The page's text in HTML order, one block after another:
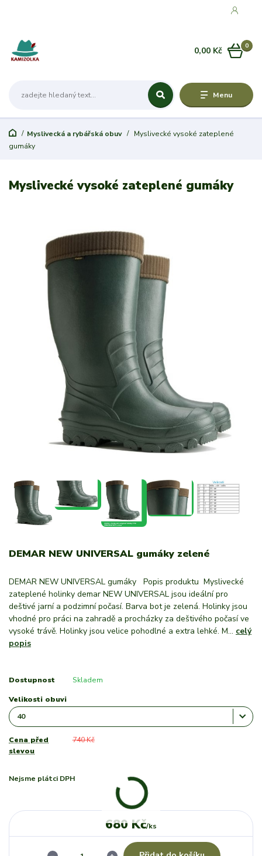
Menu
0
0,00 Kč
Myslivecká a rybářská obuv
Myslivecké vysoké zateplené
gumáky
Myslivecké vysoké zateplené gumáky
DEMAR NEW UNIVERSAL gumáky zelené
DEMAR NEW UNIVERSAL gumáky Popis produktu Myslivecké
zateplené holinky demar NEW UNIVERSAL jsou ideální pro
deštivé jarní a podzimní počasí. Barva bot je zelená. Holinky jsou
vhodné pro práci na zahradě a procházky za deštivého počasí ve
vysoké trávě. Holinky jsou velice pohodlné a extra lehké. M... celý
popis
Dostupnost Skladem
Velikosti obuvi
Cena před
slevou
740 Kč
Nejsme plátci DPH
680 Kč/ks